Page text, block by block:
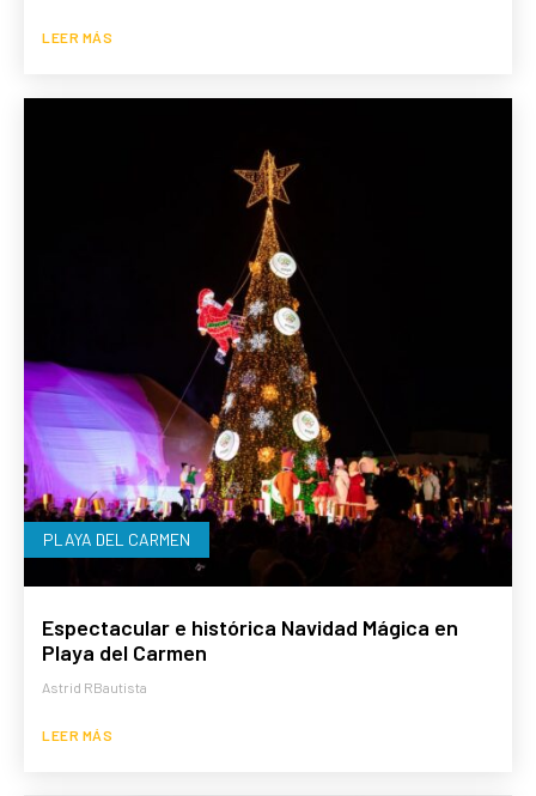
LEER MÁS
PLAYA DEL CARMEN
Espectacular e histórica Navidad Mágica en
Playa del Carmen
Astrid RBautista
LEER MÁS